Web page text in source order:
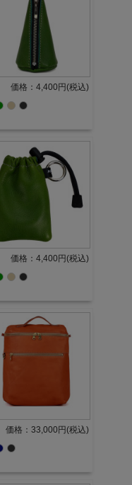
価格：4,400円(税込)
価格：4,400円(税込)
価格：33,000円(税込)